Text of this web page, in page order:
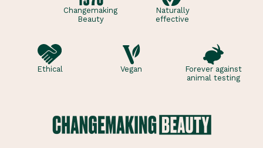
Changemaking
Beauty
Naturally
effective
Ethical Vegan
Forever against
animal testing